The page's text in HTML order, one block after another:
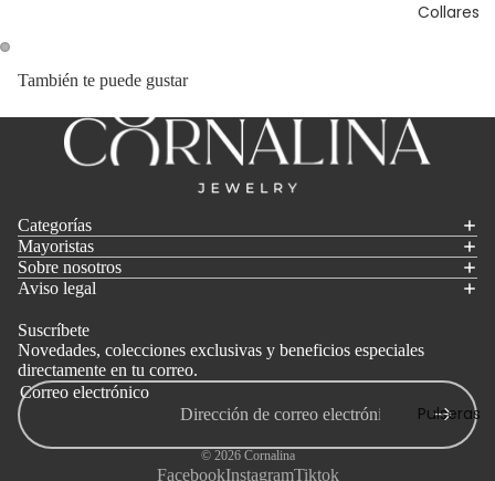
Collares
Pulseras
También te puede gustar
Categorías
Mayoristas
Sobre nosotros
Aviso legal
Suscríbete
Novedades, colecciones exclusivas y beneficios especiales
directamente en tu correo.
Correo electrónico
© 2026 Cornalina
FacebookInstagramTiktok